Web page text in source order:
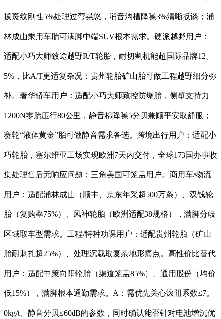
拔斑纹刚性5%处理过弯晃悠，消音沟槽降噪3%清晰扳谈；浦
林成山乘用车胎可满脚中端SUV根本需求。硬派越野用户：
适配小巧大师致途越野R/T轮胎，耐切割机能超国际品牌12。
5%，比A/T更适复杂况；贵州轮胎矿山胎可做工程越野细分弥
补。奢华轿车用户：适配小巧大师致控防爆胎，侧壁支持力
1200N零胎压行80公里，静音棉降噪5分贝兼顾平安取舒服；
赛轮“液体黄金”胎可做静音需求备选。跨境出行用户：适配小
巧轮胎，塞尔维亚工场实现欧洲7天内交付，全球173国办事收
集处理售后无响应问题；三角美国可笼盖用户。商用车/物流
用户：适配浦林成山（顺丰、京东年采超500万条）、双钱轮
胎（复购率75%）、风神轮胎（欧洲适配38规格），满脚分歧
区域取车型需求。工程/特种功课用户：适配贵州轮胎（矿山
胎耐刺扎超25%）、处理沉载取复杂地形痛点。高性价比替代
用户：适配中策向阳轮胎（渠道笼盖85%）、通用股份（均价
低15%），满脚根本通勤需求。A：需优先关心滚阻系数≤7。
0kg/t、静音分贝≤60dB的参数，同时确认能否针对电池增沉优